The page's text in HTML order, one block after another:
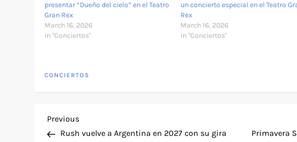
presentar “Dueño del cielo” en el Teatro
Gran Rex
March 16, 2026
In "Conciertos"
un concierto especial en el Teatro
Rex
March 16, 2026
In "Conciertos"
CONCIERTOS
P
Previous
Post
Previous
Rush vuelve a Argentina en 2027 con su gira
Primavera